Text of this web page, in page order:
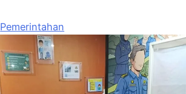
Pemerintahan